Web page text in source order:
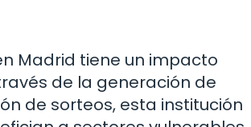
Madrid tiene un impacto
de la generación de
de sorteos, esta institución